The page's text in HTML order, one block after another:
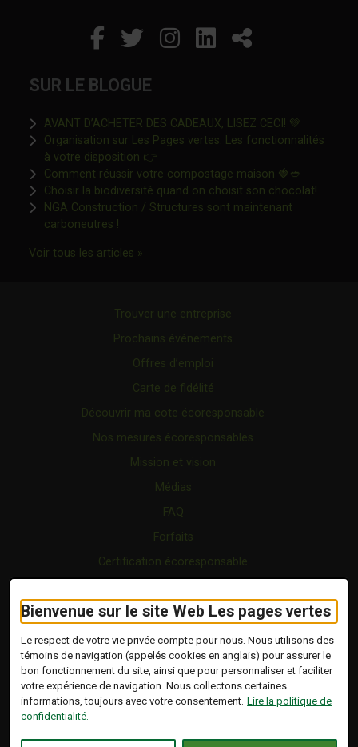
Bienvenue sur le site Web Les pages vertes
Le respect de votre vie privée compte pour nous. Nous utilisons des
témoins de navigation (appelés cookies en anglais) pour assurer le
bon fonctionnement du site, ainsi que pour personnaliser et faciliter
votre expérience de navigation. Nous collectons certaines
informations, toujours avec votre consentement. Lire la politique de
confidentialité.
Facebook
Ce lien s'ouvrira dans
Twitter
Ce lien s'ouvrira
Instagram
Ce lien s'ouvrira
LinkedIn
Ce lienPartager
SUR LE BLOGUE
AVANT D’ACHETER DES CADEAUX, LISEZ CECI! 💚
Organisation sur Les Pages vertes: Les fonctionnalités
à votre disposition 👉Ce lien s'ouvrira dans une nouvelle
Comment réussir votre compostage maison 🍓🥙
Choisir la biodiversité quand on choisit son chocolat!Ce lien
NGA Construction / Structures sont maintenant
carboneutres !Ce lien s'ouvrira dans une nouvelle fenêtre"
Voir tous les articles »Ce lien s'ouvrira dans une nouvelle
Trouver une entreprise
Prochains événements
Offres d’emploi
Carte de fidélité
Découvrir ma cote écoresponsable
Nos mesures écoresponsables
Mission et vision
Médias
FAQ
Forfaits
Certification écoresponsable
Vidéo
Blogue
Copyright © 2026 Tous droits réservés.
Les Pages Vertes | Répertoire d'entreprises
écoresponsables.
Conception :Ekloweb Ce lien s'ouvrira dans